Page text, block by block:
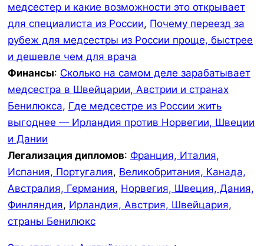
медсестер и какие возможности это открывает
для специалиста из России, Почему переезд за
рубеж для медсестры из России проще, быстрее
и дешевле чем для врача
Финансы: Сколько на самом деле зарабатывает
медсестра в Швейцарии, Австрии и странах
Бенилюкса, Где медсестре из России жить
выгоднее — Ирландия против Норвегии, Швеции
и Дании
Легализация дипломов: Франция, Италия,
Испания, Португалия, Великобритания, Канада,
Австралия, Германия, Норвегия, Швеция, Дания,
Финляндия, Ирландия, Австрия, Швейцария,
страны Бенилюкс